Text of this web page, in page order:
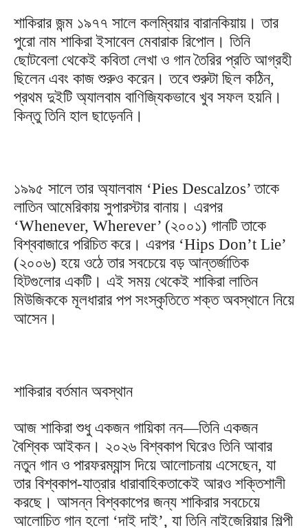
শাকিরার জন্ম ১৯৭৭ সালে কলম্বিয়ার বারানকিয়ায়। তার
পুরো নাম শাকিরা ইসাবেল মেবারাক রিপোল। তিনি
ছোটবেলা থেকেই কবিতা লেখা ও গান তৈরির প্রতি আগ্রহী
ছিলেন এবং কাজ শুরুও করেন। তবে শুরুটা ছিল কঠিন,
প্রথম দুইটি অ্যালবাম বাণিজ্যিকভাবে খুব সফল হয়নি।
কিন্তু তিনি হাল ছাড়েননি।
১৯৯৫ সালে তার অ্যালবাম ‘Pies Descalzos’ তাকে
লাতিন আমেরিকায় সুপারস্টার বানায়। এরপর
‘Whenever, Wherever’ (২০০১) গানটি তাকে
বিশ্ববাজারে পরিচিত করে। এরপর ‘Hips Don’t Lie’
(২০০৬) হয়ে ওঠে তার সবচেয়ে বড় আন্তর্জাতিক
হিটগুলোর একটি। এই সময় থেকেই শাকিরা লাতিন
মিউজিককে মূলধারার পপ সংস্কৃতিতে শক্ত অবস্থানে নিয়ে
আসেন।
শাকিরার বর্তমান অবস্থান
আজ শাকিরা শুধু একজন গায়িকা নন—তিনি একজন
বৈশ্বিক আইকন। ২০২৬ বিশ্বকাপ ঘিরেও তিনি আবার
নতুন গান ও পারফরম্যান্স দিয়ে আলোচনায় এসেছেন, যা
তার বিশ্বকাপ-যাত্রার ধারাবাহিকতাকেই আরও শক্তিশালী
করছে। আসন্ন বিশ্বকাপের জন্য শাকিরার সবচেয়ে
আলোচিত গান হলো ‘দাই দাই’, যা তিনি নাইজেরিয়ার শিল্পী